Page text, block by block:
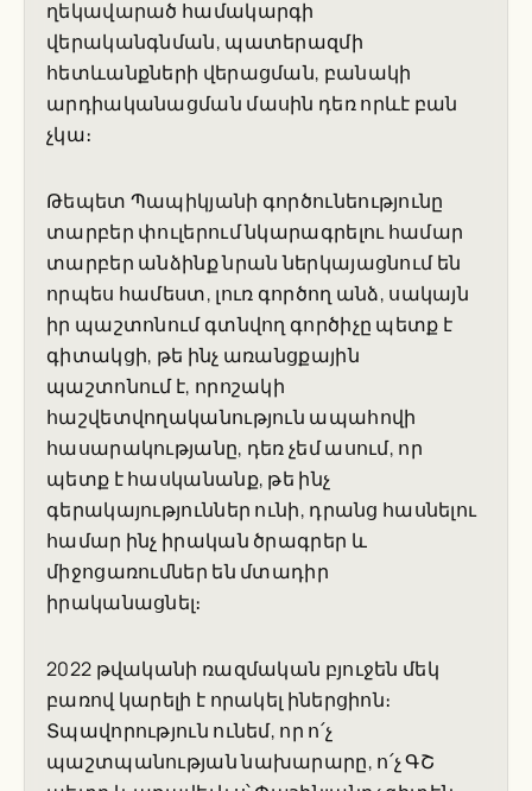
ղեկավարած համակարգի
վերականգնման, պատերազմի
հետևանքների վերացման, բանակի
արդիականացման մասին դեռ որևէ բան
չկա։
Թեպետ Պապիկյանի գործունեությունը
տարբեր փուլերում նկարագրելու համար
տարբեր անձինք նրան ներկայացնում են
որպես համեստ, լուռ գործող անձ, սակայն
իր պաշտոնում գտնվող գործիչը պետք է
գիտակցի, թե ինչ առանցքային
պաշտոնում է, որոշակի
հաշվետվողականություն ապահովի
հասարակությանը, դեռ չեմ ասում, որ
պետք է հասկանանք, թե ինչ
գերակայություններ ունի, դրանց հասնելու
համար ինչ իրական ծրագրեր և
միջոցառումներ են մտադիր
իրականացնել։
2022 թվականի ռազմական բյուջեն մեկ
բառով կարելի է որակել իներցիոն։
Տպավորություն ունեմ, որ ո՛չ
պաշտպանության նախարարը, ո՛չ ԳՇ